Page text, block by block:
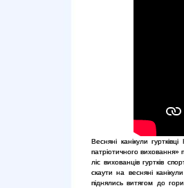
Весняні канікули
патріотичного
ліс вихованців гуртків
скаути на весняні
піднялись витягом до